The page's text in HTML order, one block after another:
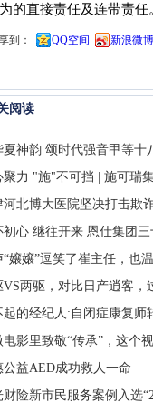
的直接责任及连带责任
到： QQ空间 新浪微博
阅读
夏神韵 颂时代强音甲等十
聚力 "施"不可挡 | 施可瑞
河北博大医院坚决打击欺
初心 继往开来 恩仕集团
“嬢嬢”逗笑了崔主任，也
VS两驱，对比日产逍客，
起的经纪人:自闭症康复师
电影里致敬“传承”，这个
公益AED成功救人一命
财险新市民服务案例入选